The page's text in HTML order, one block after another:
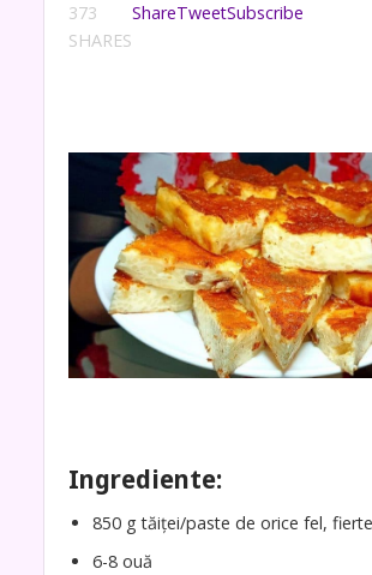
373
SHARES
ShareTweetSubscribe
Ingrediente:
850 g tăiței/paste de orice fel,
6-8 ouă